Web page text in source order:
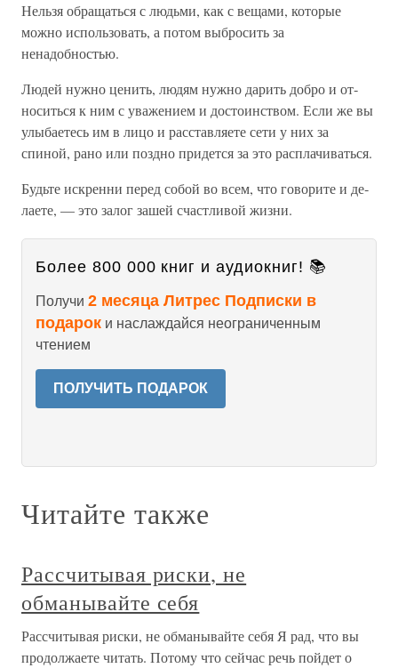
Нельзя обращаться с людьми, как с вещами, которые
можно использовать, а потом выбросить за
ненадобностью.
Людей нужно ценить, людям нужно дарить добро и от­
носиться к ним с уважением и достоинством. Если же вы
улыбаетесь им в лицо и расставляете сети у них за
спиной, рано или поздно придется за это расплачиваться.
Будьте искренни перед собой во всем, что говорите и де­
лаете, — это залог зашей счастливой жизни.
Более 800 000 книг и аудиокниг! 📚
Получи 2 месяца Литрес Подписки в
подарок и наслаждайся неограниченным
чтением
ПОЛУЧИТЬ ПОДАРОК
Читайте также
Рассчитывая риски, не
обманывайте себя
Рассчитывая риски, не обманывайте себя Я рад, что вы
продолжаете читать. Потому что сейчас речь пойдет о